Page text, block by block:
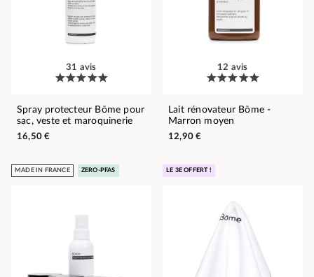
31 avis
Spray protecteur Bōme pour
sac, veste et maroquinerie
16,50 €
12 avis
Lait rénovateur Bōme -
Marron moyen
12,90 €
MADE IN FRANCE ZERO-PFAS LE 3E OFFERT !